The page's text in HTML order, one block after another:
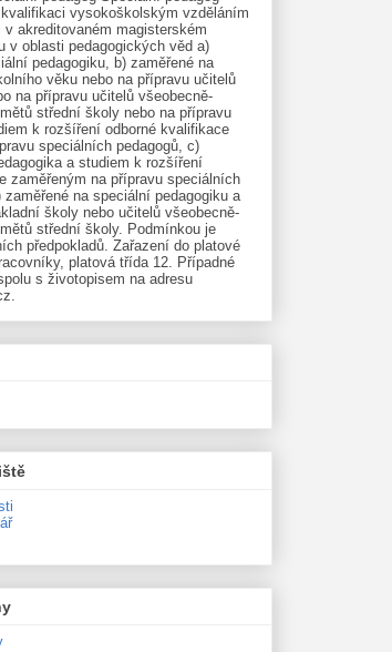
vysokoškolským vzděláním
akreditovaném magisterském
v oblasti pedagogických věd a)
pedagogiku, b) zaměřené na
věku nebo na přípravu učitelů
na přípravu učitelů všeobecně-
střední školy nebo na přípravu
k rozšíření odborné kvalifikace
speciálních pedagogů, c)
a studiem k rozšíření
zaměřeným na přípravu speciálních
zaměřené na speciální pedagogiku a
školy nebo učitelů všeobecně-
střední školy. Podmínkou je
předpokladů. Zařazení do platové
platová třída 12. Případné
s životopisem na adresu